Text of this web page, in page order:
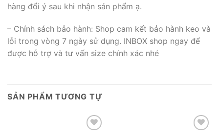
hàng đổi ý sau khi nhận sản phẩm ạ.
– Chính sách bảo hành: Shop cam kết bảo hành keo và
lỗi trong vòng 7 ngày sử dụng. INBOX shop ngay để
được hỗ trợ và tư vấn size chính xác nhé
SẢN PHẨM TƯƠNG TỰ